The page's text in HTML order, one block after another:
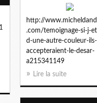
http://
.com/temoignage-si-j-
d-une-autre-couleur-
accepteraient-le-desar-
a215341149
Lire la suite